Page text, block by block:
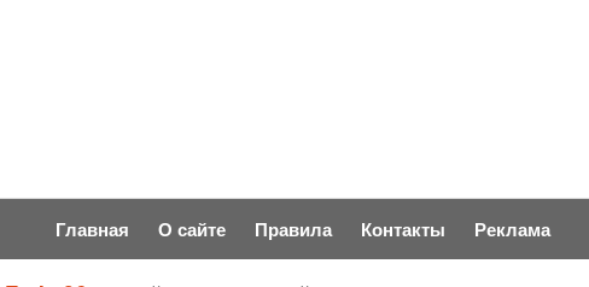
Главная О сайте Правила Контакты Реклама